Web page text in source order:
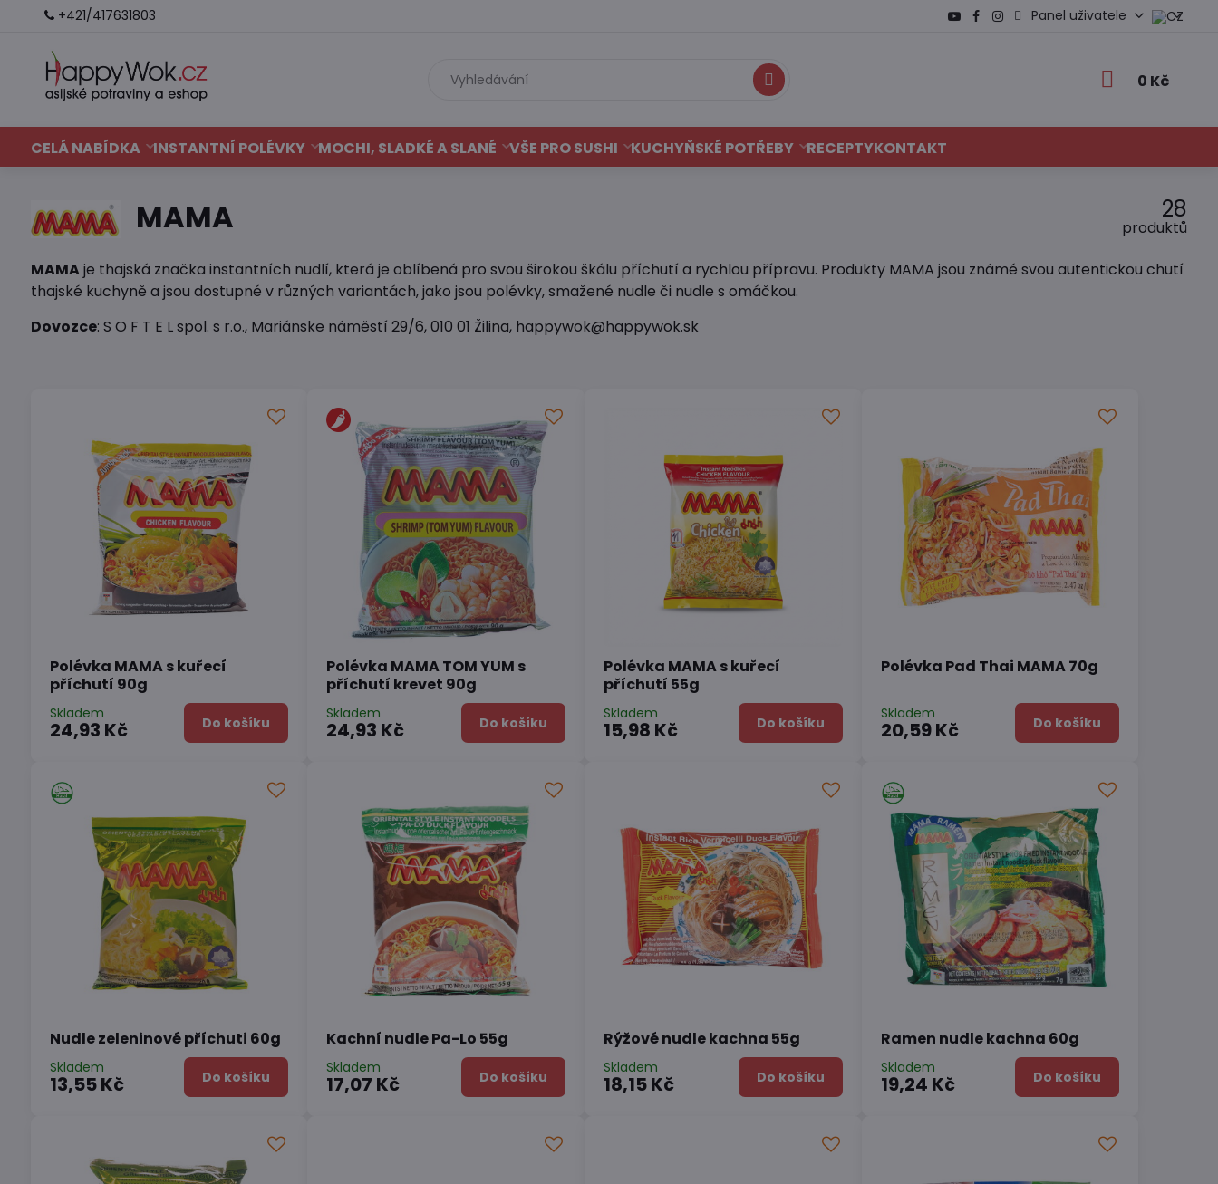
+421/417631803 Panel uživatele
Hledat 0 Kč
CELÁ NABÍDKA INSTANTNÍ POLÉVKY MOCHI, SLADKÉ A SLANÉ VŠE PRO SUSHI KUCHYŇSKÉ POTŘEBY RECEPTYKONTAKT
MAMA 28
produktů
MAMAje thajská značka instantních nudlí, která je oblíbená pro svou širokou škálu příchutí a rychlou přípravu. Produkty MAMA jsou známé svou autentickou chutí
thajské kuchyně a jsou dostupné v různých variantách, jako jsou polévky, smažené nudle či nudle s omáčkou.
Dovozce: S O F T E L spol. s r.o., Mariánske náměstí 29/6, 010 01 Žilina, happywok@happywok.sk
Polévka MAMA s kuřecí
příchutí 90g
Skladem
24,93 Kč Do košíku
Polévka MAMA TOM YUM s
příchutí krevet 90g
Skladem
24,93 Kč Do košíku
Polévka MAMA s kuřecí
příchutí 55g
Skladem
15,98 Kč Do košíku
Polévka Pad Thai MAMA 70g
Skladem
20,59 Kč Do košíku
Nudle zeleninové příchuti 60g
Skladem
13,55 Kč Do košíku
Kachní nudle Pa-Lo 55g
Skladem
17,07 Kč Do košíku
Rýžové nudle kachna 55g
Skladem
18,15 Kč Do košíku
Ramen nudle kachna 60g
Skladem
19,24 Kč Do košíku